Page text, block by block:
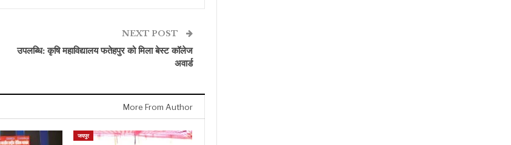
NEXT POST
उपलब्धि: कृषि महाविद्यालय फतेहपुर को मिला बेस्ट कॉलेज
अवार्ड
More From Author
जयपुर